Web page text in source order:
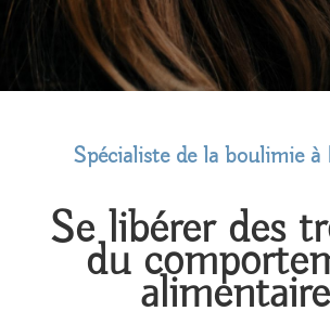
Spécialiste de la boulimie à
Se libérer des
du